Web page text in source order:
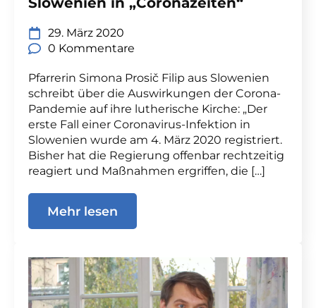
29. März 2020
0 Kommentare
Pfarrerin Simona Prosič Filip aus Slowenien
schreibt über die Auswirkungen der Corona-
Pandemie auf ihre lutherische Kirche: „Der
erste Fall einer Coronavirus-Infektion in
Slowenien wurde am 4. März 2020 registriert.
Bisher hat die Regierung offenbar rechtzeitig
reagiert und Maßnahmen ergriffen, die […]
Mehr lesen